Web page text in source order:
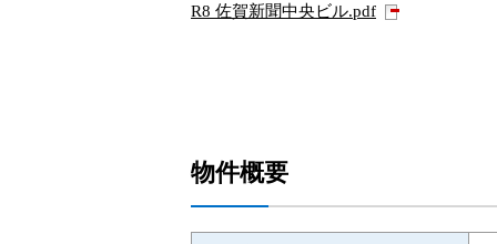
R8 佐賀新聞中央ビル.pdf
物件概要